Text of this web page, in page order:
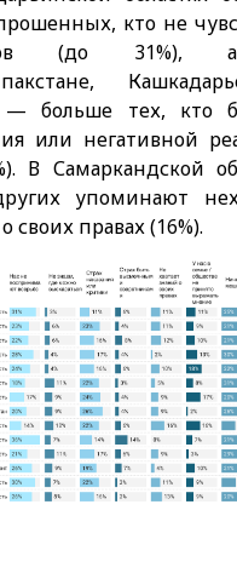
кто не
(до
— больше тех, кто
или негативной
В Самаркандской
упоминают
своих правах (16%).